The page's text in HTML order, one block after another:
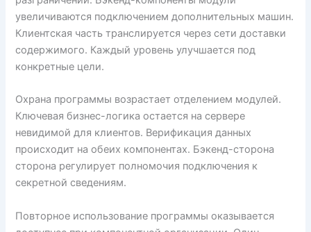
увеличиваются подключением дополнительных машин.
Клиентская часть транслируется через сети доставки
содержимого. Каждый уровень улучшается под
конкретные цели.
Охрана программы возрастает отделением модулей.
Ключевая бизнес-логика остается на сервере
невидимой для клиентов. Верификация данных
происходит на обеих компонентах. Бэкенд-сторона
сторона регулирует полномочия подключения к
секретной сведениям.
Повторное использование программы оказывается